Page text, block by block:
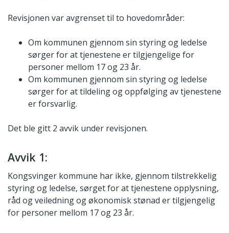
Revisjonen var avgrenset til to hovedområder:
Om kommunen gjennom sin styring og ledelse
sørger for at tjenestene er tilgjengelige for
personer mellom 17 og 23 år.
Om kommunen gjennom sin styring og ledelse
sørger for at tildeling og oppfølging av tjenestene
er forsvarlig.
Det ble gitt 2 avvik under revisjonen.
Avvik 1:
Kongsvinger kommune har ikke, gjennom tilstrekkelig
styring og ledelse, sørget for at tjenestene opplysning,
råd og veiledning og økonomisk stønad er tilgjengelig
for personer mellom 17 og 23 år.